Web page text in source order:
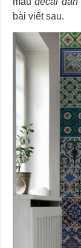
bài viết sau.